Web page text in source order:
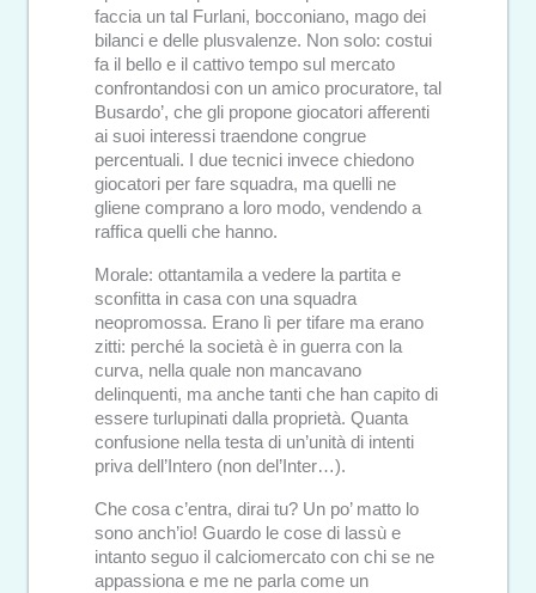
faccia un tal Furlani, bocconiano, mago dei
bilanci e delle plusvalenze. Non solo: costui
fa il bello e il cattivo tempo sul mercato
confrontandosi con un amico procuratore, tal
Busardo’, che gli propone giocatori afferenti
ai suoi interessi traendone congrue
percentuali. I due tecnici invece chiedono
giocatori per fare squadra, ma quelli ne
gliene comprano a loro modo, vendendo a
raffica quelli che hanno.
Morale: ottantamila a vedere la partita e
sconfitta in casa con una squadra
neopromossa. Erano lì per tifare ma erano
zitti: perché la società è in guerra con la
curva, nella quale non mancavano
delinquenti, ma anche tanti che han capito di
essere turlupinati dalla proprietà. Quanta
confusione nella testa di un’unità di intenti
priva dell’Intero (non del’Inter…).
Che cosa c’entra, dirai tu? Un po’ matto lo
sono anch’io! Guardo le cose di lassù e
intanto seguo il calciomercato con chi se ne
appassiona e me ne parla come un